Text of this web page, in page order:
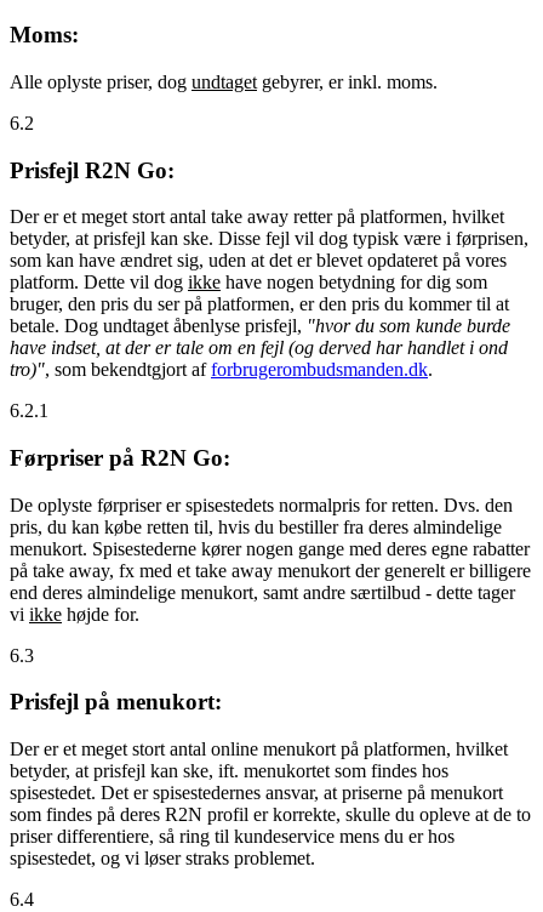
Moms:
Alle oplyste priser, dog undtaget gebyrer, er inkl. moms.
6.2
Prisfejl R2N Go:
Der er et meget stort antal take away retter på platformen, hvilket
betyder, at prisfejl kan ske. Disse fejl vil dog typisk være i førprisen,
som kan have ændret sig, uden at det er blevet opdateret på vores
platform. Dette vil dog ikke have nogen betydning for dig som
bruger, den pris du ser på platformen, er den pris du kommer til at
betale. Dog undtaget åbenlyse prisfejl, "hvor du som kunde burde
have indset, at der er tale om en fejl (og derved har handlet i ond
tro)", som bekendtgjort afforbrugerombudsmanden.dk.
6.2.1
Førpriser på R2N Go:
De oplyste førpriser er spisestedets normalpris for retten. Dvs. den
pris, du kan købe retten til, hvis du bestiller fra deres almindelige
menukort. Spisestederne kører nogen gange med deres egne rabatter
på take away, fx med et take away menukort der generelt er billigere
end deres almindelige menukort, samt andre særtilbud - dette tager
vi ikke højde for.
6.3
Prisfejl på menukort:
Der er et meget stort antal online menukort på platformen, hvilket
betyder, at prisfejl kan ske, ift. menukortet som findes hos
spisestedet. Det er spisestedernes ansvar, at priserne på menukort
som findes på deres R2N profil er korrekte, skulle du opleve at de to
priser differentiere, så ring til kundeservice mens du er hos
spisestedet, og vi løser straks problemet.
6.4